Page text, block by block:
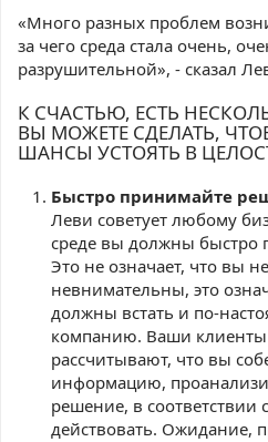
«Много разных проблем
за чего среда стала очень,
разрушительной», - сказал
К СЧАСТЬЮ, ЕСТЬ
ВЫ МОЖЕТЕ СДЕЛАТЬ,
ШАНСЫ УСТОЯТЬ В
Быстро принимайте
Леви советует любому
среде вы должны быстро
Это не означает, что вы
невнимательны, это
должны встать и по-
компанию. Ваши
рассчитывают, что вы
информацию,
решение, в соответствии
действовать. Ожидание,